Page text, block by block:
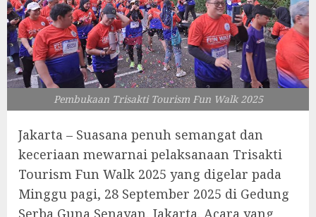
Pembukaan Trisakti Tourism Fun Walk 2025
Jakarta – Suasana penuh semangat dan
keceriaan mewarnai pelaksanaan Trisakti
Tourism Fun Walk 2025 yang digelar pada
Minggu pagi, 28 September 2025 di Gedung
Serba Guna Senayan, Jakarta. Acara yang